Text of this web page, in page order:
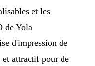
et les
de Yola
d'impression de
et attractif pour de